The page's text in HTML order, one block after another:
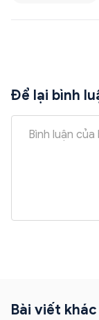
Để lại bình
Bài viết khác